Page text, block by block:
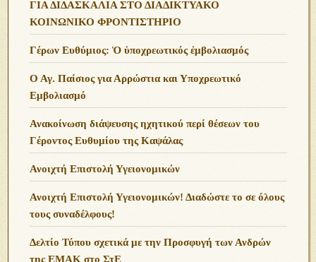
ΓΙΑ ΔΙΔΑΣΚΑΛΙΑ ΣΤΟ ΔΙΑΔΙΚΤΥΑΚΟ
ΚΟΙΝΩΝΙΚΟ ΦΡΟΝΤΙΣΤΗΡΙΟ
Γέρων Ευθύμιος: Ὁ ὑποχρεωτικός ἐμβολιασμός
Ο Αγ. Παίσιος για Αρρώστια και Υποχρεωτικό
Εμβολιασμό
Ανακοίνωση διάψευσης ηχητικού περί θέσεων του
Γέροντος Ευθυμίου της Καψάλας
Ανοιχτή Επιστολή Υγειονομικών
Ανοιχτή Επιστολή Υγειονομικών! Διαδώστε το σε όλους
τους συναδέλφους!
Δελτίο Τύπου σχετικά με την Προσφυγή των Ανδρών
της ΕΜΑΚ στο ΣτΕ